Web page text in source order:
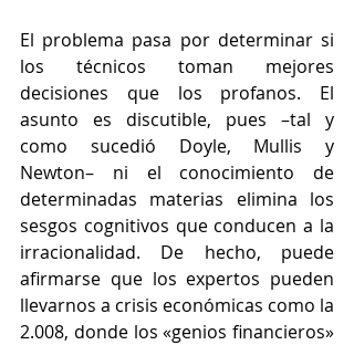
El problema pasa por determinar si
los técnicos toman mejores
decisiones que los profanos. El
asunto es discutible, pues –tal y
como sucedió Doyle, Mullis y
Newton– ni el conocimiento de
determinadas materias elimina los
sesgos cognitivos que conducen a la
irracionalidad. De hecho, puede
afirmarse que los expertos pueden
llevarnos a crisis económicas como la
2.008, donde los «genios financieros»